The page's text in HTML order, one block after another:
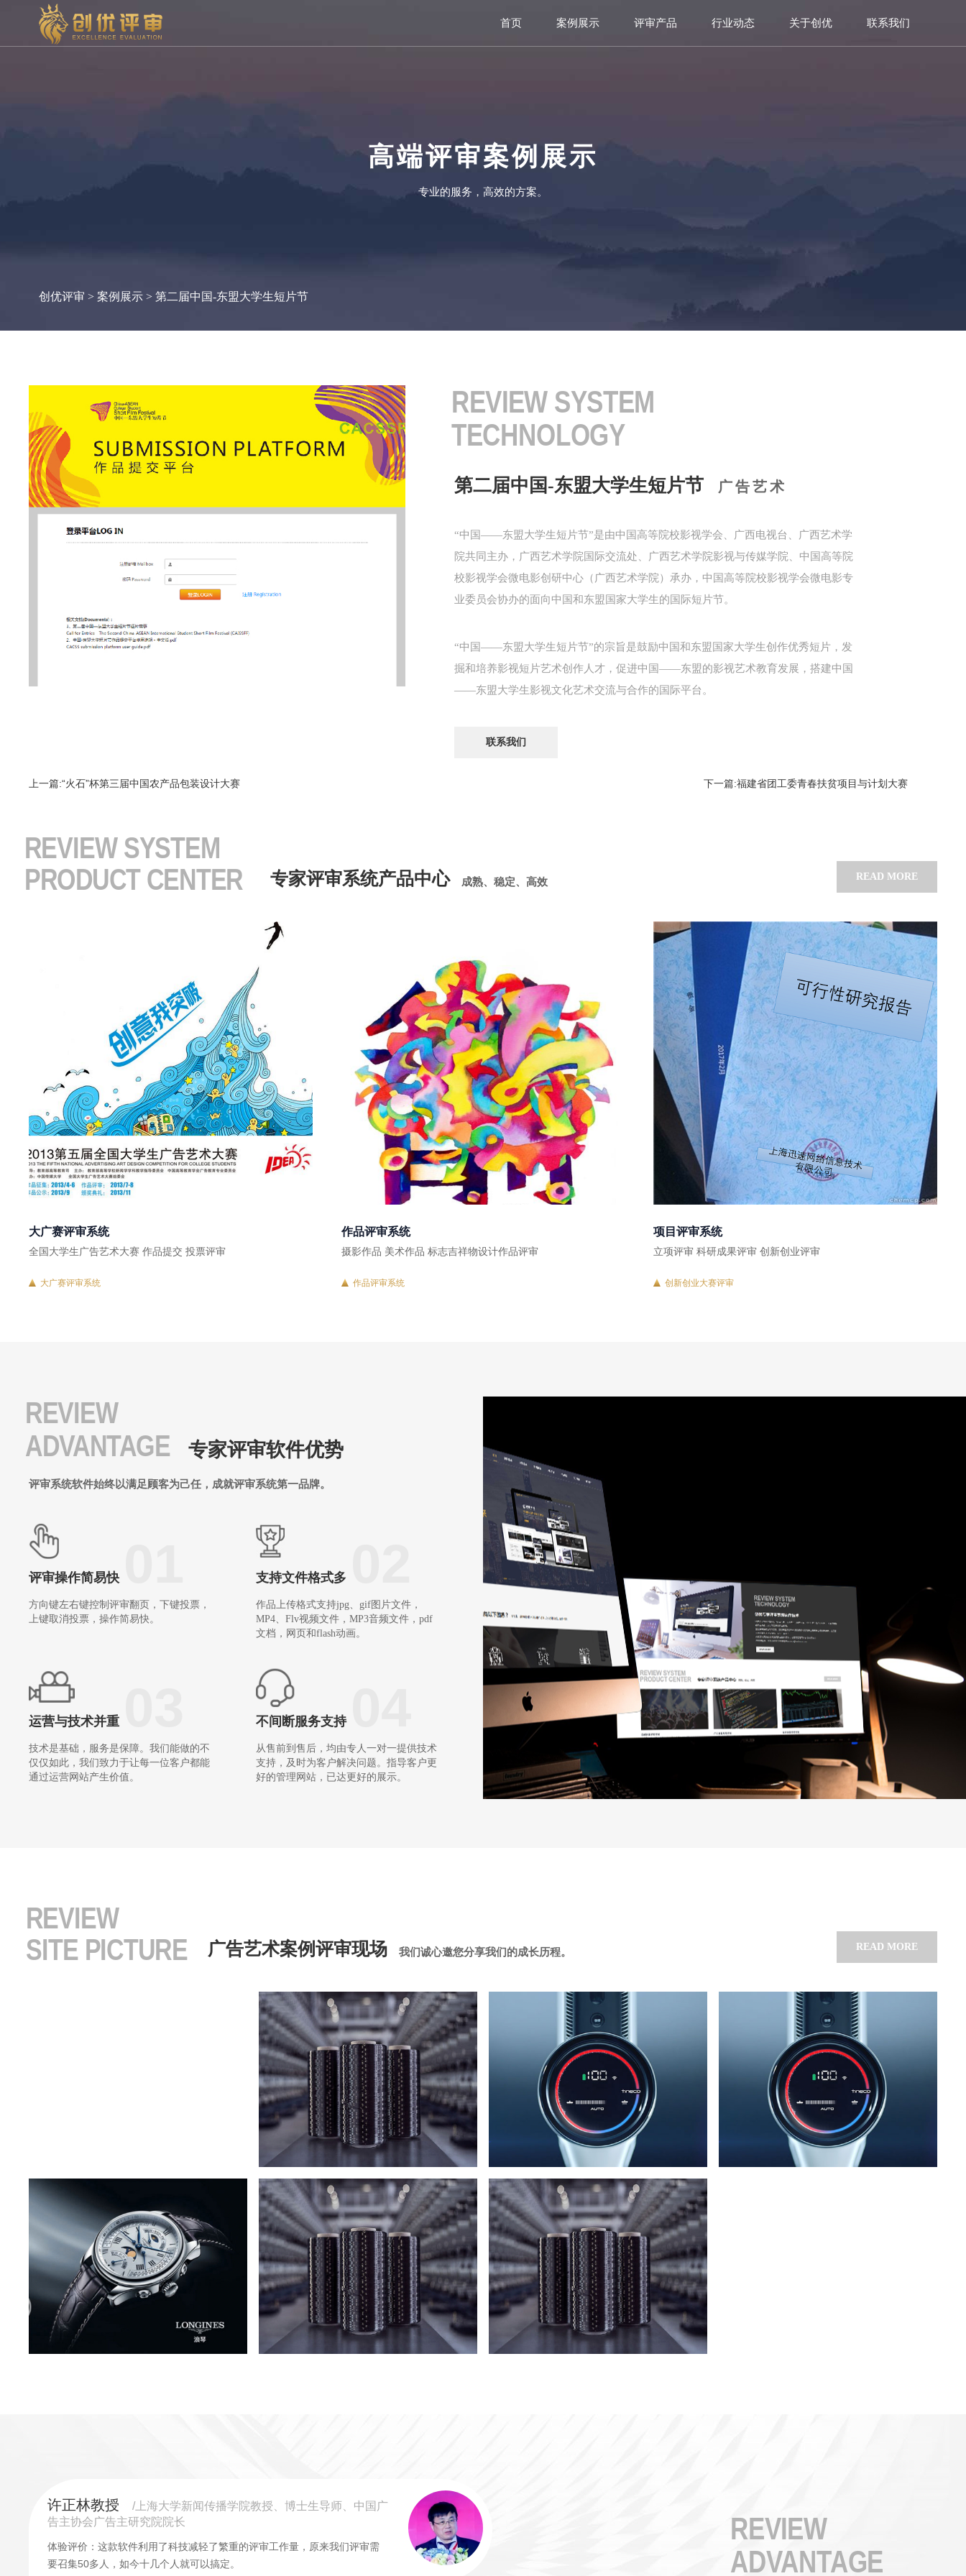
首页 案例展示 评审产品 行业动态 关于创优 联系我们
高端评审案例展示
专业的服务，高效的方案。
创优评审 > 案例展示> 第二届中国-东盟大学生短片节
REVIEW SYSTEM
TECHNOLOGY
第二届中国-东盟大学生短片节 广告艺术
“中国——东盟大学生短片节”是由中国高等院校影视学会、广西电视台、广西艺术学
院共同主办，广西艺术学院国际交流处、广西艺术学院影视与传媒学院、中国高等院
校影视学会微电影创研中心（广西艺术学院）承办，中国高等院校影视学会微电影专
业委员会协办的面向中国和东盟国家大学生的国际短片节。
“中国——东盟大学生短片节”的宗旨是鼓励中国和东盟国家大学生创作优秀短片，发
掘和培养影视短片艺术创作人才，促进中国——东盟的影视艺术教育发展，搭建中国
——东盟大学生影视文化艺术交流与合作的国际平台。
联系我们
上一篇:“火石”杯第三届中国农产品包装设计大赛 下一篇:福建省团工委青春扶贫项目与计划大赛
REVIEW SYSTEM
PRODUCT CENTER
专家评审系统产品中心 成熟、稳定、高效 READ MORE
大广赛评审系统
全国大学生广告艺术大赛 作品提交 投票评审
大广赛评审系统
作品评审系统
摄影作品 美术作品 标志吉祥物设计作品评审
作品评审系统
项目评审系统
立项评审 科研成果评审 创新创业评审
创新创业大赛评审
REVIEW
ADVANTAGE
专家评审软件优势
评审系统软件始终以满足顾客为己任，成就评审系统第一品牌。
评审操作简易快
方向键左右键控制评审翻页，下键投票，
上键取消投票，操作简易快。
支持文件格式多
作品上传格式支持jpg、gif图片文件，
MP4、Flv视频文件，MP3音频文件，pdf
文档，网页和flash动画。
运营与技术并重
技术是基础，服务是保障。我们能做的不
仅仅如此，我们致力于让每一位客户都能
通过运营网站产生价值。
不间断服务支持
从售前到售后，均由专人一对一提供技术
支持，及时为客户解决问题。指导客户更
好的管理网站，已达更好的展示。
REVIEW
SITE PICTURE
广告艺术案例评审现场 我们诚心邀您分享我们的成长历程。 READ MORE
许正林教授
/上海大学新闻传播学院教授、博士生导师、中国广
告主协会广告主研究院院长
体验评价：这款软件利用了科技减轻了繁重的评审工作量，原来我们评审需
要召集50多人，如今十几个人就可以搞定。
REVIEW
ADVANTAGE